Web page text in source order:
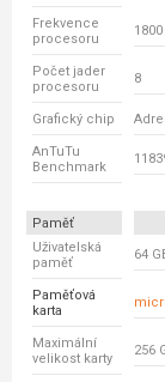
Frekvence
procesoru
Počet jader
procesoru
8
Grafický chip
AnTuTu
Benchmark
Paměť
Uživatelská
paměť
64
Paměťová
karta
Maximální
velikost karty
256